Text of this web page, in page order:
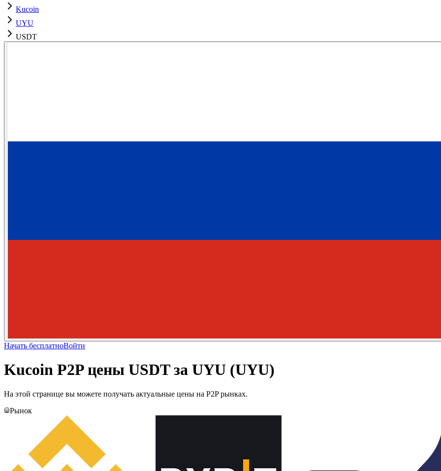
Kucoin
UYU
USDT
Начать бесплатноВойти
Kucoin P2P цены USDT за UYU (UYU)
На этой странице вы можете получать актуальные цены на P2P рынках.
Рынок